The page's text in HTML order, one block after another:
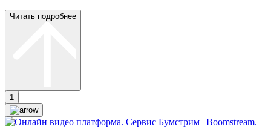
Читать подробнее
1